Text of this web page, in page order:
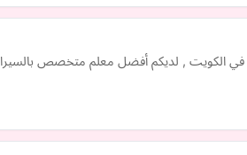
الكويت , لديكم أفضل معلم متخصص